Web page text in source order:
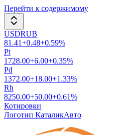
Перейти к содержимому
USDRUB
81.41+0.48+0.59%
Pt
1728.00+6.00+0.35%
Pd
1372.00+18.00+1.33%
Rh
8250.00+50.00+0.61%
Котировки
Логотип КаталикАвто